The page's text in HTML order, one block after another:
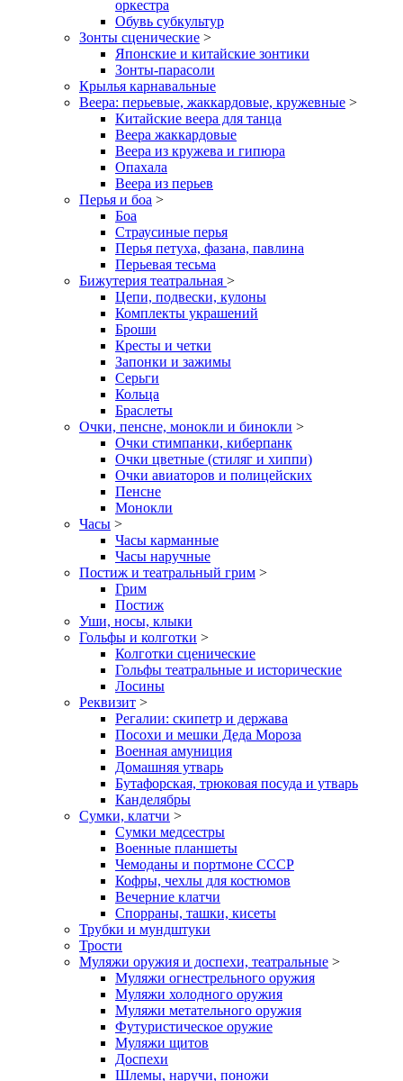
оркестра
Обувь субкультур
Зонты сценические >
Японские и китайские зонтики
Зонты-парасоли
Крылья карнавальные
Веера: перьевые, жаккардовые, кружевные >
Китайские веера для танца
Веера жаккардовые
Веера из кружева и гипюра
Опахала
Веера из перьев
Перья и боа >
Боа
Страусиные перья
Перья петуха, фазана, павлина
Перьевая тесьма
Бижутерия театральная >
Цепи, подвески, кулоны
Комплекты украшений
Броши
Кресты и четки
Запонки и зажимы
Серьги
Кольца
Браслеты
Очки, пенсне, монокли и бинокли >
Очки стимпанки, киберпанк
Очки цветные (стиляг и хиппи)
Очки авиаторов и полицейских
Пенсне
Монокли
Часы >
Часы карманные
Часы наручные
Постиж и театральный грим >
Грим
Постиж
Уши, носы, клыки
Гольфы и колготки >
Колготки сценические
Гольфы театральные и исторические
Лосины
Реквизит >
Регалии: скипетр и держава
Посохи и мешки Деда Мороза
Военная амуниция
Домашняя утварь
Бутафорская, трюковая посуда и утварь
Канделябры
Сумки, клатчи >
Сумки медсестры
Военные планшеты
Чемоданы и портмоне СССР
Кофры, чехлы для костюмов
Вечерние клатчи
Спорраны, ташки, кисеты
Трубки и мундштуки
Трости
Муляжи оружия и доспехи, театральные >
Муляжи огнестрельного оружия
Муляжи холодного оружия
Муляжи метательного оружия
Футуристическое оружие
Муляжи щитов
Доспехи
Шлемы, наручи, поножи